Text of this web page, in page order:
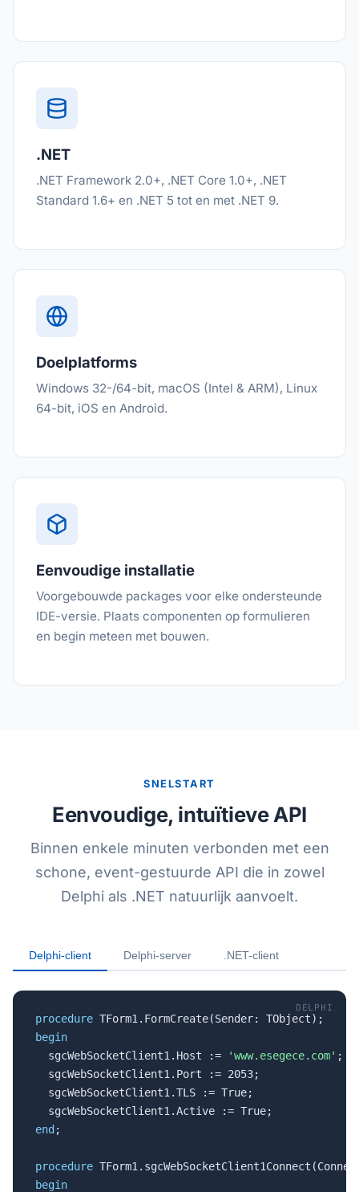
.NET
.NET Framework 2.0+, .NET Core 1.0+, .NET
Standard 1.6+ en .NET 5 tot en met .NET 9.
Doelplatforms
Windows 32-/64-bit, macOS (Intel & ARM), Linux
64-bit, iOS en Android.
Eenvoudige installatie
Voorgebouwde packages voor elke ondersteunde
IDE-versie. Plaats componenten op formulieren
en begin meteen met bouwen.
SNELSTART
Eenvoudige, intuïtieve API
Binnen enkele minuten verbonden met een
schone, event-gestuurde API die in zowel
Delphi als .NET natuurlijk aanvoelt.
Delphi-client Delphi-server .NET-client
DELPHI
procedure
begin
sgcWebSocketClient1.Host :=
'www.esegece.com' ;
  sgcWebSocketClient1.Port := 2053;
  sgcWebSocketClient1.TLS := True;
end ;
procedure
begin